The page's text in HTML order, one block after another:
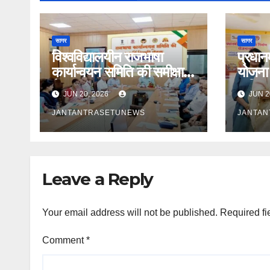
सागर
विश्वविद्यालयीन राजभाषा
कार्यान्वयन समिति की समीक्षा
बैठक सम्पन्न
JUN 20, 2026
JANTANTRASETUNEWS
सागर
कुकिंग
JUN
Leave a Reply
Your email address will not be published. Required
Comment*